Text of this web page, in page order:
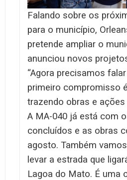
Falando sobre os
para o município,
pretende ampliar o
anunciou novos
“Agora precisamos
primeiro compromisso
trazendo obras e ações
A MA-040 já está com
concluídos e as obras
agosto. Também
levar a estrada que
Lagoa do Mato. É uma